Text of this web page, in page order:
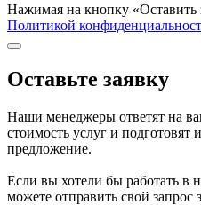
Нажимая на кнопку «Оставить
Политикой
Оставьте заявку
Наши менеджеры ответят на
стоимость услуг и подготовят
предложение.
Если вы хотели бы работать в
можете отправить свой запрос